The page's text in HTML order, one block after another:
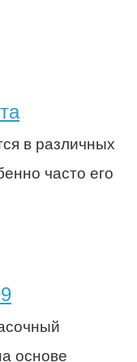
в различных
часто его
основе